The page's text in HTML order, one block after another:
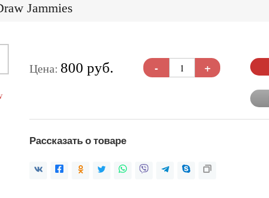
Jammies
Цена: 800 руб. - +
Рассказать о товаре